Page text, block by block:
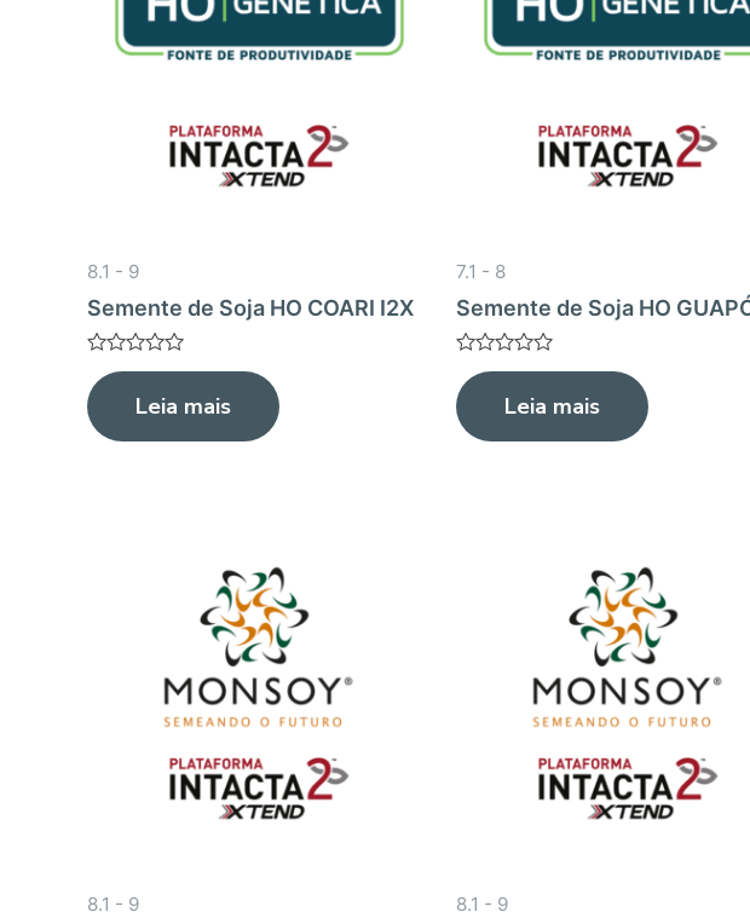
8.1 - 9
Semente de Soja HO COARI I2X
Avaliação
0
de
5
Leia mais
7.1 - 8
Semente de Soja HO
Avaliação
0
de
5
Leia mais
8.1 - 9 8.1 - 9